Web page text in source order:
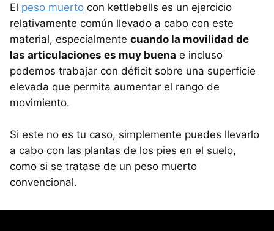
El peso muerto con kettlebells es un ejercicio
relativamente común llevado a cabo con este
material, especialmente cuando la movilidad de
las articulaciones es muy buena e incluso
podemos trabajar con déficit sobre una superficie
elevada que permita aumentar el rango de
movimiento.
Si este no es tu caso, simplemente puedes llevarlo
a cabo con las plantas de los pies en el suelo,
como si se tratase de un peso muerto
convencional.